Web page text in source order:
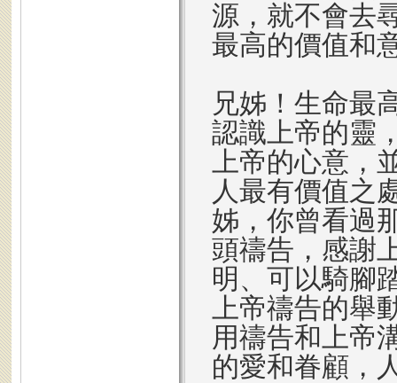
源，就不會去
最高的價值和
兄姊！生命最
認識上帝的靈
上帝的心意，
人最有價值之
姊，你曾看過
頭禱告，感謝
明、可以騎腳
上帝禱告的舉
用禱告和上帝
的愛和眷顧，